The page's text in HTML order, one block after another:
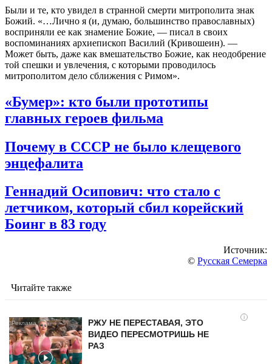
Были и те, кто увидел в странной смерти митрополита знак
Божий. «…Лично я (и, думаю, большинство православных)
восприняли ее как знамение Божие, — писал в своих
воспоминаниях архиепископ Василий (Кривошеин). —
Может быть, даже как вмешательство Божие, как неодобрение
той спешки и увлечения, с которыми проводилось
митрополитом дело сближения с Римом».
«Бумер»: кто были прототипы
главных героев фильма
Почему в СССР не было клещевого
энцефалита
Геннадий Осипович: что стало с
летчиком, который сбил корейский
Боинг в 83 году
Источник:
© Русская Семерка
Читайте также
i
РЖУ НЕ ПЕРЕСТАВАЯ, ЭТО
ВИДЕО ПЕРЕСМОТРИШЬ НЕ
РАЗ